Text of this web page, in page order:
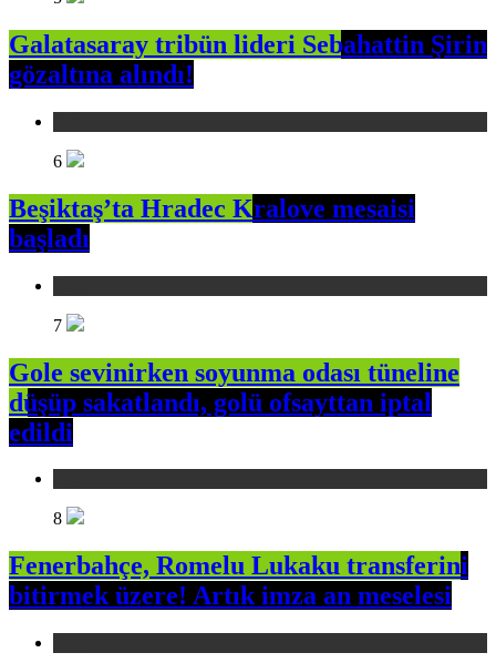
Galatasaray tribün lideri Sebahattin Şirin
gözaltına alındı!
6
Beşiktaş’ta Hradec Kralove mesaisi
başladı
7
Gole sevinirken soyunma odası tüneline
düşüp sakatlandı, golü ofsayttan iptal
edildi
8
Fenerbahçe, Romelu Lukaku transferini
bitirmek üzere! Artık imza an meselesi